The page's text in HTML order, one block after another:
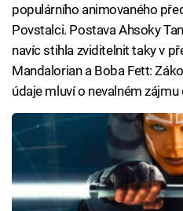
populárního animovaného
Povstalci. Postava Ahsoky
navíc stihla zviditelnit taky v
Mandalorian a Boba Fett:
údaje mluví o nevalném zájmu